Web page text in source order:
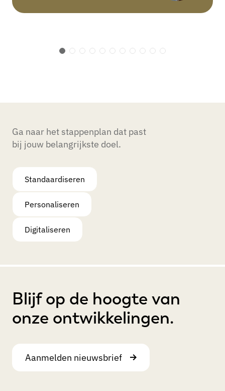
Ga naar het stappenplan dat past
bij jouw belangrijkste doel.
Standaardiseren
Personaliseren
Digitaliseren
Blijf op de hoogte van
onze ontwikkelingen.
Aanmelden nieuwsbrief